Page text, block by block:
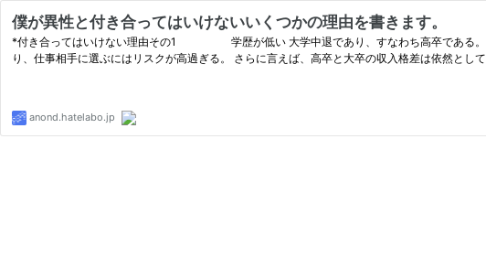
僕が異性と付き合ってはいけないいくつかの理由を書きます。
*付き合ってはいけない理由その1 学歴が低い 大学中退であり、すなわち高卒である。し
り、仕事相手に選ぶにはリスクが高過ぎる。 さらに言えば、高卒と大卒の収入格差は依然とし
anond.hatelabo.jp